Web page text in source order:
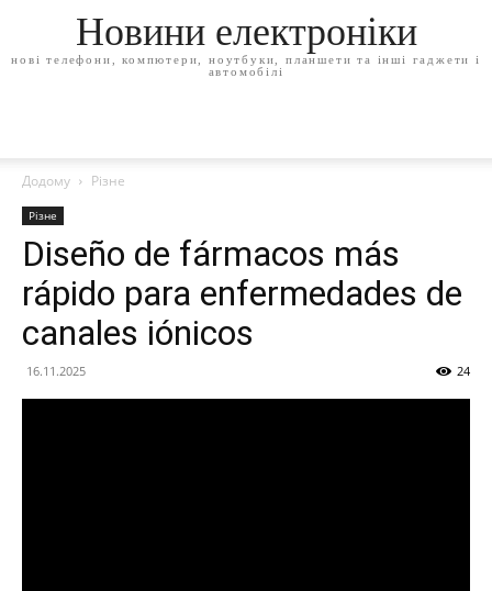
Новини електроніки
нові телефони, компютери, ноутбуки, планшети та інші гаджети і
автомобілі
Додому Різне
Різне
Diseño de fármacos más
rápido para enfermedades de
canales iónicos
16.11.2025 24